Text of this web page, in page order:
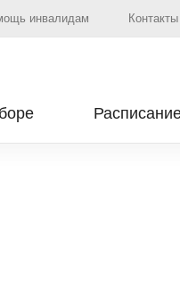
инвалидам Контакты